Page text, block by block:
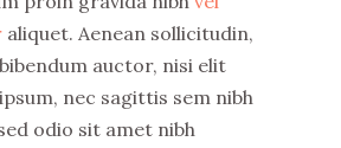
aliquet. Aenean sollicitudin,
auctor, nisi elit
nec sagittis sem nibh
odio sit amet nibh